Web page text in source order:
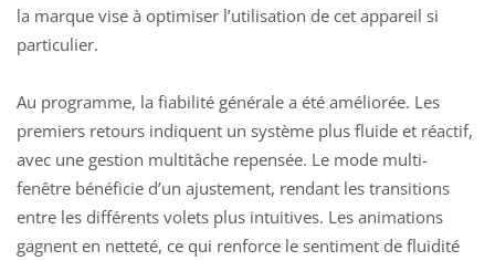
la marque vise à optimiser l’utilisation de cet appareil si
particulier.
Au programme, la fiabilité générale a été améliorée. Les
premiers retours indiquent un système plus fluide et réactif,
avec une gestion multitâche repensée. Le mode multi-
fenêtre bénéficie d’un ajustement, rendant les transitions
entre les différents volets plus intuitives. Les animations
gagnent en netteté, ce qui renforce le sentiment de fluidité